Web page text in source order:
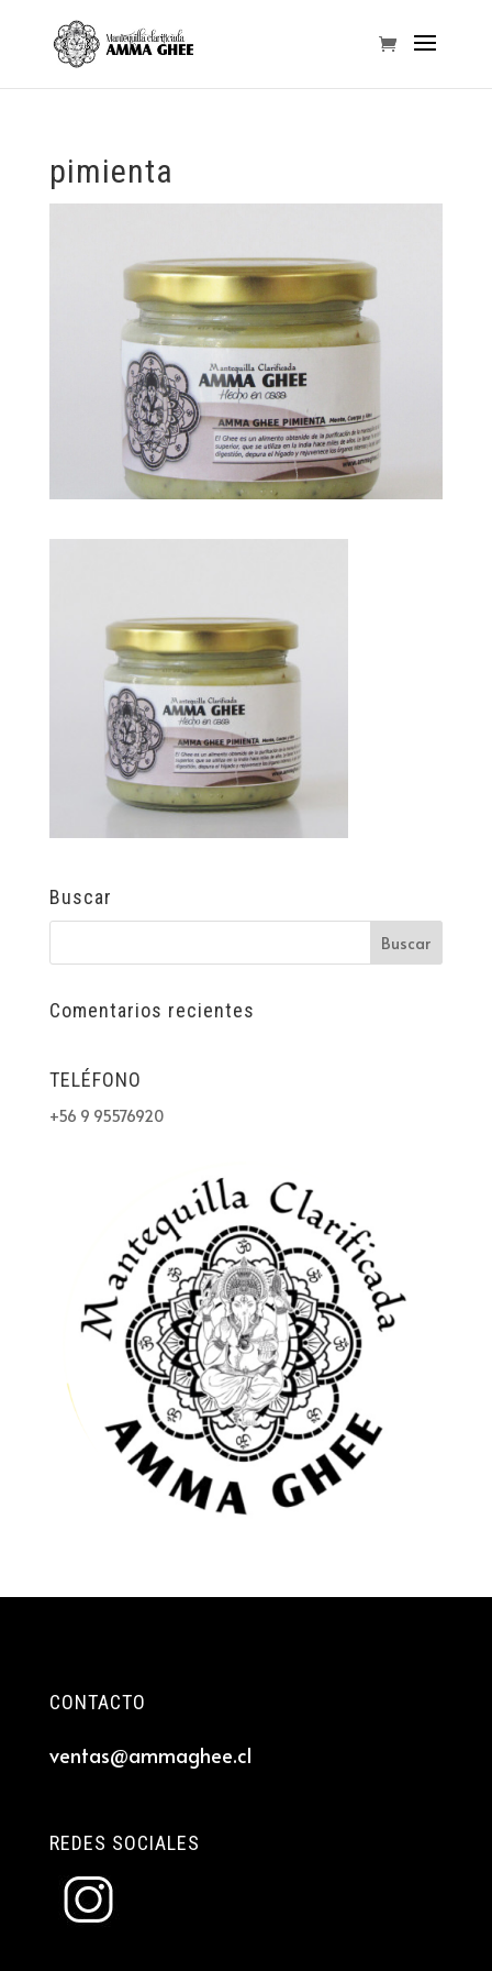
pimienta
Buscar
Comentarios recientes
TELÉFONO
+56 9 95576920
CONTACTO
ventas@ammaghee.cl
REDES SOCIALES